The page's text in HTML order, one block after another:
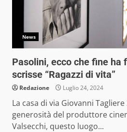
News
Pasolini, ecco che fine ha
scrisse “Ragazzi di vita”
Redazione Luglio 24, 2024
La casa di via Giovanni
generosità del produttore
Valsecchi, questo luogo...